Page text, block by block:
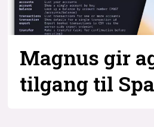
Magnus gir
tilgang til
suksesshistorier
Bli firmapartner